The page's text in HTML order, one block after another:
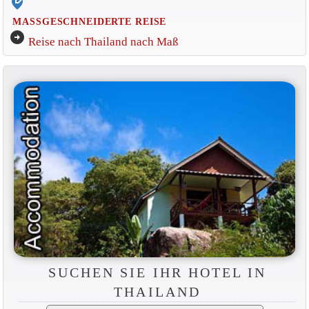
MASSGESCHNEIDERTE REISE
arrow_circle_right Reise nach Thailand nach Maß
SUCHEN SIE IHR HOTEL IN
THAILAND